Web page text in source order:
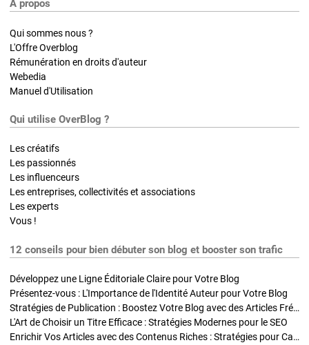
A propos
Qui sommes nous ?
L'Offre Overblog
Rémunération en droits d'auteur
Webedia
Manuel d'Utilisation
Qui utilise OverBlog ?
Les créatifs
Les passionnés
Les influenceurs
Les entreprises, collectivités et associations
Les experts
Vous !
12 conseils pour bien débuter son blog et booster son trafic
Développez une Ligne Éditoriale Claire pour Votre Blog
Présentez-vous : L'Importance de l'Identité Auteur pour Votre Blog
Stratégies de Publication : Boostez Votre Blog avec des Articles Fréquents et Exclusifs
L'Art de Choisir un Titre Efficace : Stratégies Modernes pour le SEO
Enrichir Vos Articles avec des Contenus Riches : Stratégies pour Captiver et Optimiser